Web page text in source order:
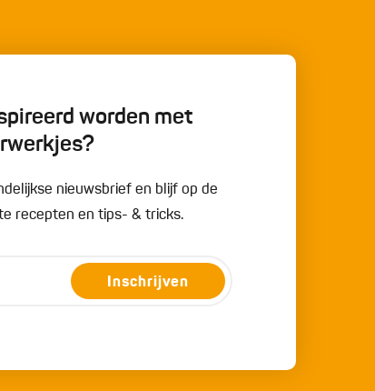
worden met
nieuwsbrief en blijf op de
recepten en tips- & tricks.
Inschrijven